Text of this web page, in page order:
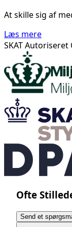
At skille sig af
Læs mere
SKAT
Ofte
Send et